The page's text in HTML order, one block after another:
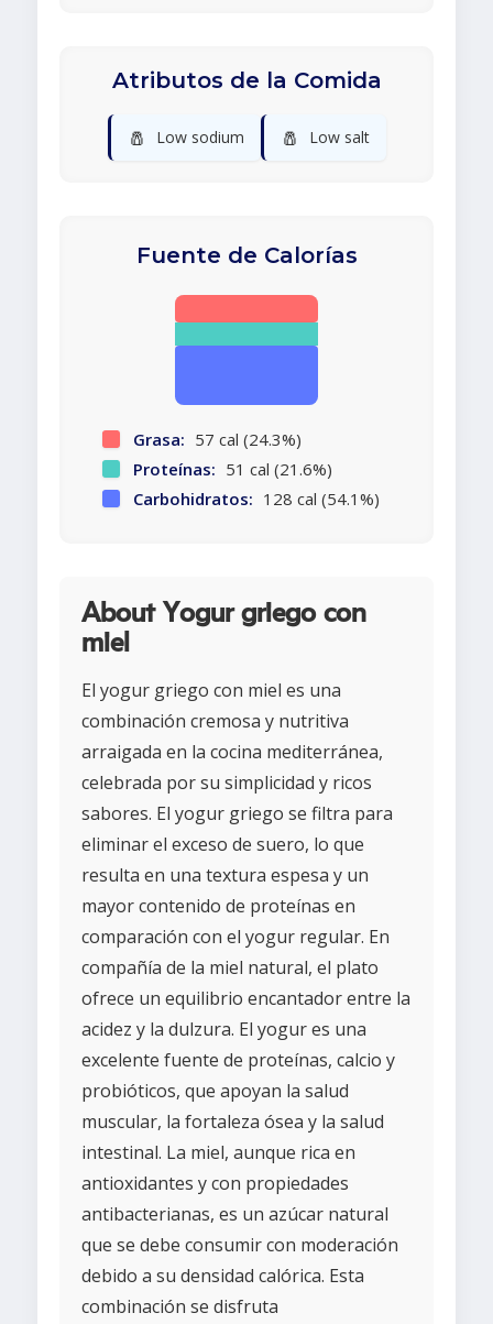
Atributos de la Comida
🧂 Low sodium 🧂 Low salt
Fuente de Calorías
Grasa: 57 cal (24.3%)
Proteínas: 51 cal (21.6%)
Carbohidratos: 128 cal (54.1%)
About Yogur griego con
miel
El yogur griego con miel es una
combinación cremosa y nutritiva
arraigada en la cocina mediterránea,
celebrada por su simplicidad y ricos
sabores. El yogur griego se filtra para
eliminar el exceso de suero, lo que
resulta en una textura espesa y un
mayor contenido de proteínas en
comparación con el yogur regular. En
compañía de la miel natural, el plato
ofrece un equilibrio encantador entre la
acidez y la dulzura. El yogur es una
excelente fuente de proteínas, calcio y
probióticos, que apoyan la salud
muscular, la fortaleza ósea y la salud
intestinal. La miel, aunque rica en
antioxidantes y con propiedades
antibacterianas, es un azúcar natural
que se debe consumir con moderación
debido a su densidad calórica. Esta
combinación se disfruta